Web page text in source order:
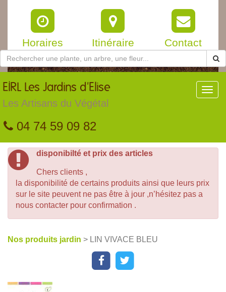
Horaires Itinéraire Contact
EIRL Les Jardins d'Elise
Les Artisans du Végétal
04 74 59 09 82
disponibilté et prix des articles
Chers clients ,
la disponibilité de certains produits ainsi que leurs prix
sur le site peuvent ne pas être à jour ,n’hésitez pas a
nous contacter pour confirmation .
Nos produits jardin > LIN VIVACE BLEU